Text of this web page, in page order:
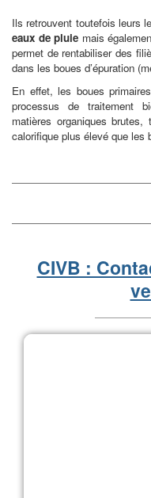
Ils retrouvent toutefois leurs
eaux de pluie mais
permet de rentabiliser des
dans les boues d’épuration
En effet, les boues
processus de traitement
matières organiques
calorifique plus élevé que les
CIVB :